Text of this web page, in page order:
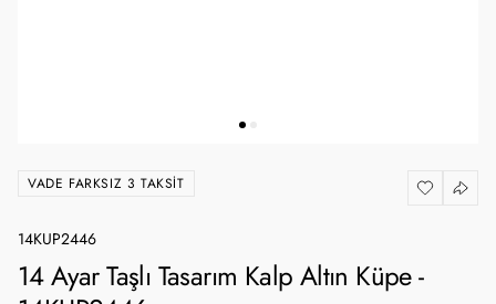
VADE FARKSIZ 3 TAKSIT
14KUP2446
14 Ayar Taşlı Tasarım Kalp Altın Küpe -